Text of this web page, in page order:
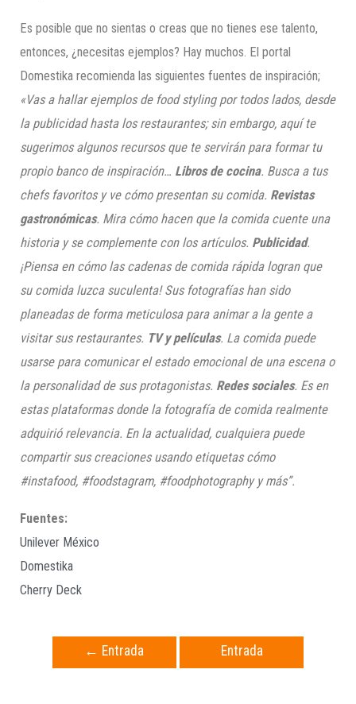
Es posible que no sientas o creas que no tienes ese talento,
entonces, ¿necesitas ejemplos? Hay muchos. El portal
Domestika recomienda las siguientes fuentes de inspiración;
«Vas a hallar ejemplos de food styling por todos lados, desde
la publicidad hasta los restaurantes; sin embargo, aquí te
sugerimos algunos recursos que te servirán para formar tu
propio banco de inspiración… Libros de cocina. Busca a tus
chefs favoritos y ve cómo presentan su comida. Revistas
gastronómicas. Mira cómo hacen que la comida cuente una
historia y se complemente con los artículos. Publicidad.
¡Piensa en cómo las cadenas de comida rápida logran que
su comida luzca suculenta! Sus fotografías han sido
planeadas de forma meticulosa para animar a la gente a
visitar sus restaurantes. TV y películas. La comida puede
usarse para comunicar el estado emocional de una escena o
la personalidad de sus protagonistas. Redes sociales. Es en
estas plataformas donde la fotografía de comida realmente
adquirió relevancia. En la actualidad, cualquiera puede
compartir sus creaciones usando etiquetas cómo
#instafood, #foodstagram, #foodphotography y más”.
Fuentes:
Unilever México
Domestika
Cherry Deck
← Entrada
Entrada